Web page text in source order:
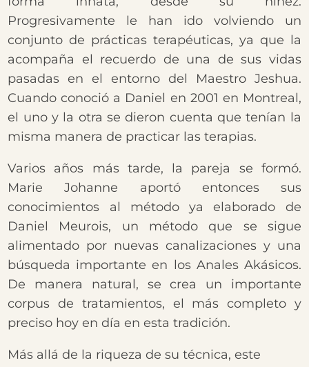
Progresivamente le han ido volviendo un
conjunto de prácticas terapéuticas, ya que la
acompaña el recuerdo de una de sus vidas
pasadas en el entorno del Maestro Jeshua.
Cuando conoció a Daniel en 2001 en Montreal,
el uno y la otra se dieron cuenta que tenían la
misma manera de practicar las terapias.
Varios años más tarde, la pareja se formó.
Marie Johanne aportó entonces sus
conocimientos al método ya elaborado de
Daniel Meurois, un método que se sigue
alimentado por nuevas canalizaciones y una
búsqueda importante en los Anales Akásicos.
De manera natural, se crea un importante
corpus de tratamientos, el más completo y
preciso hoy en día en esta tradición.
Más allá de la riqueza de su técnica, este